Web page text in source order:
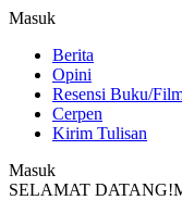
Masuk
Berita
Opini
Resensi Buku/
Cerpen
Kirim Tulisan
Masuk
SELAMAT DATANG!